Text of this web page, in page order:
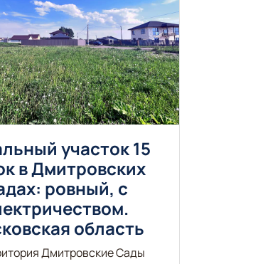
участок 15
в Дмитровских
ровный, с
область
Дмитровские Сады